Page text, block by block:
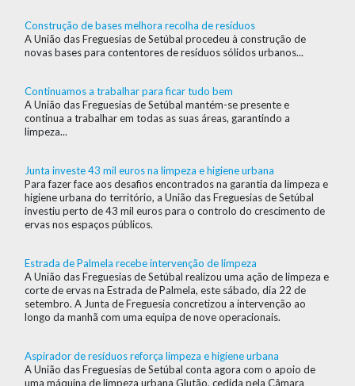
Construção de bases melhora recolha de resíduos
A União das Freguesias de Setúbal procedeu à construção de
novas bases para contentores de resíduos sólidos urbanos...
Continuamos a trabalhar para ficar tudo bem
A União das Freguesias de Setúbal mantém-se presente e
continua a trabalhar em todas as suas áreas, garantindo a
limpeza...
Junta investe 43 mil euros na limpeza e higiene urbana
Para fazer face aos desafios encontrados na garantia da limpeza e
higiene urbana do território, a União das Freguesias de Setúbal
investiu perto de 43 mil euros para o controlo do crescimento de
ervas nos espaços públicos.
Estrada de Palmela recebe intervenção de limpeza
A União das Freguesias de Setúbal realizou uma ação de limpeza e
corte de ervas na Estrada de Palmela, este sábado, dia 22 de
setembro. A Junta de Freguesia concretizou a intervenção ao
longo da manhã com uma equipa de nove operacionais.
Aspirador de resíduos reforça limpeza e higiene urbana
A União das Freguesias de Setúbal conta agora com o apoio de
uma máquina de limpeza urbana Glutão, cedida pela Câmara